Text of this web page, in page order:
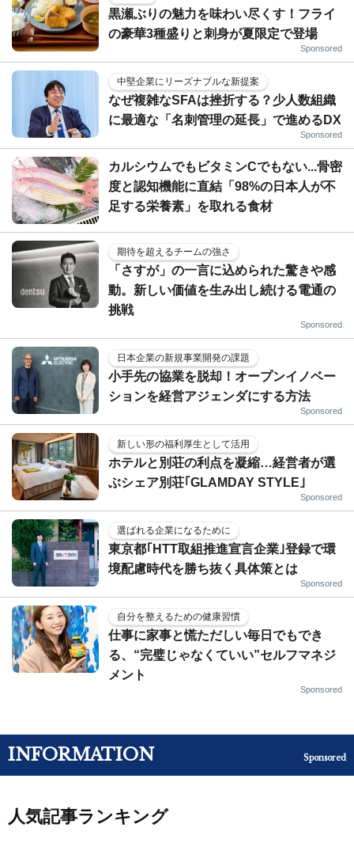
黒瀬ぶりの魅力を味わい尽くす！フライ
の豪華3種盛りと刺身が夏限定で登場
Sponsored
中堅企業にリーズナブルな新提案
なぜ複雑なSFAは挫折する？少人数組織
に最適な「名刺管理の延長」で進めるDX
Sponsored
カルシウムでもビタミンCでもない...骨密
度と認知機能に直結「98%の日本人が不
足する栄養素」を取れる食材
期待を超えるチームの強さ
「さすが」の一言に込められた驚きや感
動。新しい価値を生み出し続ける電通の
挑戦
Sponsored
日本企業の新規事業開発の課題
小手先の協業を脱却！オープンイノベー
ションを経営アジェンダにする方法
Sponsored
新しい形の福利厚生として活用
ホテルと別荘の利点を凝縮…経営者が選
ぶシェア別荘｢GLAMDAY STYLE｣
Sponsored
選ばれる企業になるために
東京都｢HTT取組推進宣言企業｣登録で環
境配慮時代を勝ち抜く具体策とは
Sponsored
自分を整えるための健康習慣
仕事に家事と慌ただしい毎日でもでき
る、“完璧じゃなくていい”セルフマネジ
メント
Sponsored
INFORMATION Sponsored
人気記事ランキング